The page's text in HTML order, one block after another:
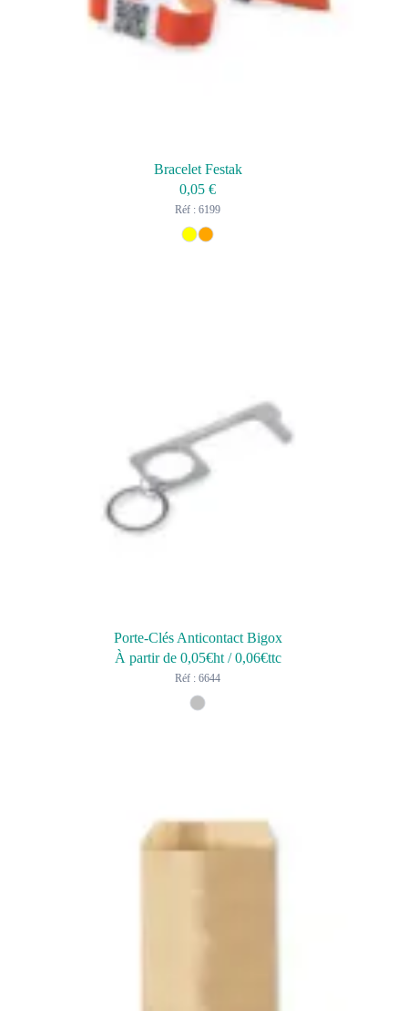
Bracelet Festak
0,05€
Réf : 6199
Porte-Clés Anticontact Bigox
À partir de 0,05€ht/0,06€ttc
Réf : 6644